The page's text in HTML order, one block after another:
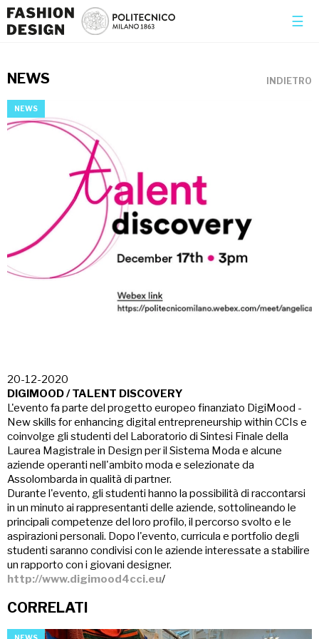
×
☰
NEWS INDIETRO
NEWS
20-12-2020
DIGIMOOD / TALENT DISCOVERY
L'evento fa parte del progetto europeo finanziato DigiMood -
New skills for enhancing digital entrepreneurship within CCIs e
coinvolge gli studenti del Laboratorio di Sintesi Finale della
Laurea Magistrale in Design per il Sistema Moda e alcune
aziende operanti nell'ambito moda e selezionate da
Assolombarda in qualità di partner.
Durante l'evento, gli studenti hanno la possibilità di raccontarsi
in un minuto ai rappresentanti delle aziende, sottolineando le
principali competenze del loro profilo, il percorso svolto e le
aspirazioni personali. Dopo l'evento, curricula e portfolio degli
studenti saranno condivisi con le aziende interessate a stabilire
un rapporto con i giovani designer.
http://www.digimood4cci.eu/
CORRELATI